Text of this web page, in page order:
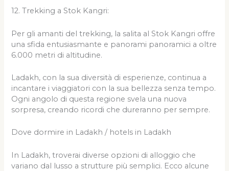
12. Trekking a Stok Kangri:
Per gli amanti del trekking, la salita al Stok Kangri offre
una sfida entusiasmante e panorami panoramici a oltre
6.000 metri di altitudine.
Ladakh, con la sua diversità di esperienze, continua a
incantare i viaggiatori con la sua bellezza senza tempo.
Ogni angolo di questa regione svela una nuova
sorpresa, creando ricordi che dureranno per sempre.
Dove dormire in Ladakh / hotels in Ladakh
In Ladakh, troverai diverse opzioni di alloggio che
variano dal lusso a strutture più semplici. Ecco alcune